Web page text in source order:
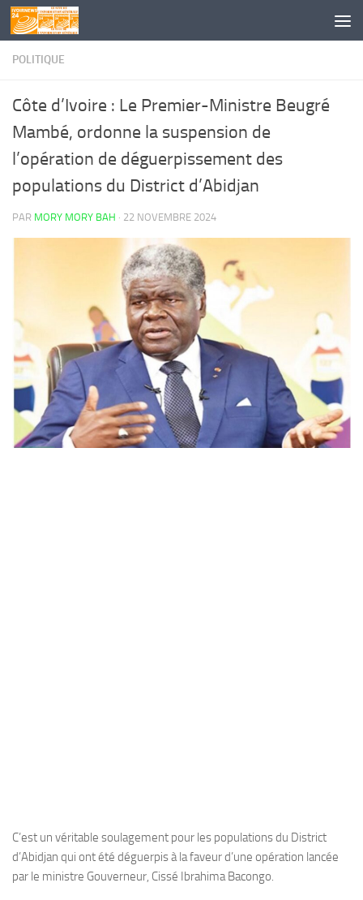
Skip to content
POLITIQUE
Côte d’Ivoire : Le Premier-Ministre Beugré
Mambé, ordonne la suspension de
l’opération de déguerpissement des
populations du District d’Abidjan
PAR MORY MORY BAH · 22 NOVEMBRE 2024
C’est un véritable soulagement pour les populations du District
d’Abidjan qui ont été déguerpis à la faveur d’une opération lancée
par le ministre Gouverneur, Cissé Ibrahima Bacongo.